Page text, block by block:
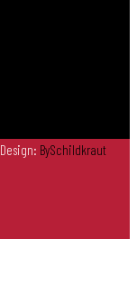
| Design: BySchildkraut